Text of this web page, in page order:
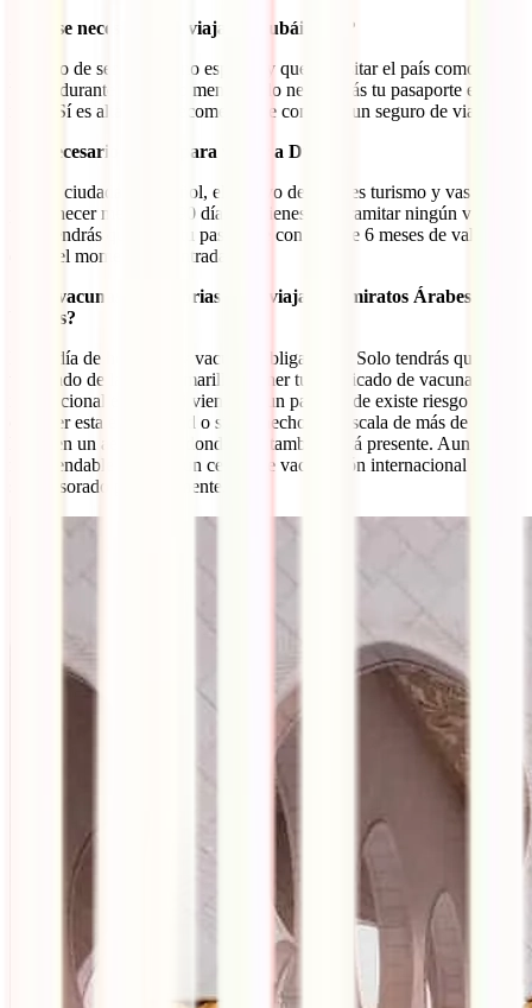
¿Qué se necesita para viajar a Dubái 2025?
En caso de ser ciudadano español y querer visitar el país como
turista durante 90 días o menos, solo necesitarás tu pasaporte en
regla. Sí es altamente recomendable contratar un seguro de viaje.
¿Es necesario visado para viajar a Dubái?
Si eres ciudadano español, el motivo de viaje es turismo y vas a
permanecer menos de 90 días, no tienes que tramitar ningún visado.
Solo tendrás que tener tu pasaporte con más de 6 meses de validez
desde el momento de entrada.
¿Hay vacunas obligatorias para viajar a Emiratos Árabes
Unidos?
No, a día de hoy no hay vacunas obligatorias. Solo tendrás que estar
vacunado de la fiebre amarilla y tener tu certificado de vacunación
internacional en regla si vienes de un país donde existe riesgo de
contraer esta enfermedad o si has hecho una escala de más de 12
horas en un aeropuerto donde esta también está presente. Aun así, es
recomendable acudir a un centro de vacunación internacional para
ser asesorado personalmente.